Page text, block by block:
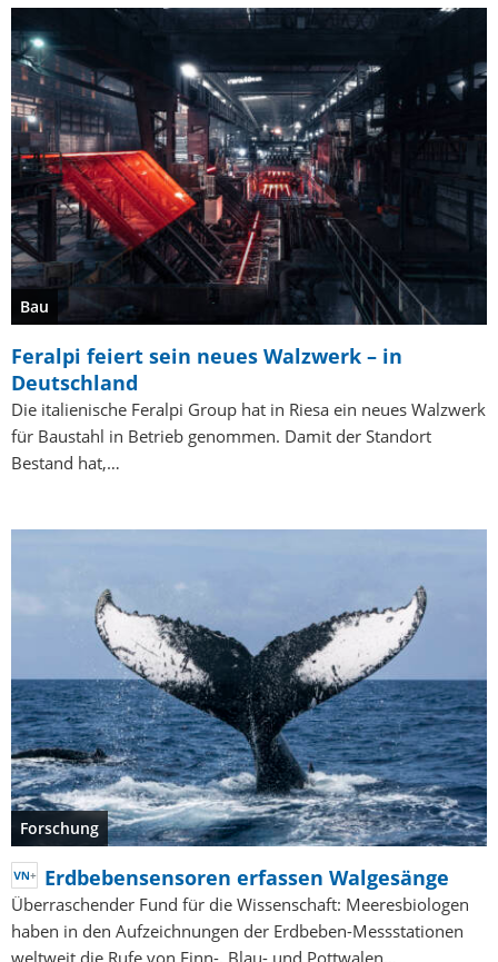
Bau
Feralpi feiert sein neues Walzwerk – in
Deutschland
Die italienische Feralpi Group hat in Riesa ein neues Walzwerk
für Baustahl in Betrieb genommen. Damit der Standort
Bestand hat,…
Forschung
Erdbebensensoren erfassen Walgesänge
Überraschender Fund für die Wissenschaft: Meeresbiologen
haben in den Aufzeichnungen der Erdbeben-Messstationen